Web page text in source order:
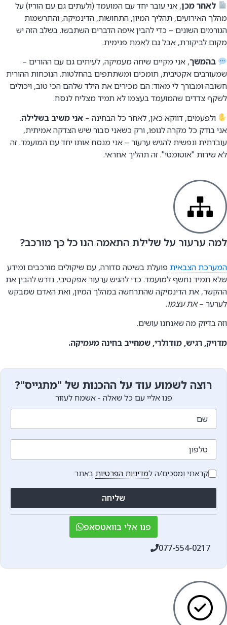
לאחר מכן, אני עובר יחד עם המועמד (ולעתים גם עם הוריו) על
מהלך האירועים, תהליך המיון, התחושות, הדינמיקה, והתרשמות
הגורמים השונים – כדי להבין איפה הדברים השתבשו. בשלב הזה יש
מקום לביקורת, אבל גם לאמת פנימית.
בהמשך, אני מקיים שיחה מעמיקה, לעיתים גם עם ההורים –
שמעורבים אקטיבית, תומכים ומשתתפים בהחלטות. הנוכחות ההורית
חשובה ומבורך לי מאוד: הם מכירים את הילד שלהם הכי טוב, ויכולים
לשקף צדדים שהמועמד בעצמו לא תמיד מצליח לנסח.
ולפעמים, דווקא כאן, לאחר כל הבחינה –אני משיב בשלילה.
אני בודק כל מקרה לגופו, ורק כשאני סבור שיש הצדקה אמיתית,
עובדתית ונפשית להגיש ערעור – אני מנסח אותו יחד עם המועמד. זה
לא שירות "אוטומטי". זה תהליך אחראי.
למה ערעור על שלילת התאמה הנו כל כך מורכב?
המערכת הצבאית פועלת בשיטה סדורה, עם שיקולים מורכבים ומידע
שלא תמיד נחשף למועמד. כדי להגיש ערעור אפקטיבי, נדרש להבין את
ההקשר, את הדינמיקה שהתרחשה במהלך המיון, ואת האדם שמבקש
לערער –את עצמו.
וזה בדיוק מה שאנחנו עושים.
מדויק, רגיש, מודולרי, שמחייב בחינה מעמיקה.
רוצה לשמוע עוד על ההכנות של "מתגייס"?
פנו אליי עם כל שאלה - אשמח לעזור
שם
טלפון
קראתי ומסכים/ה למדיניות הפרטיות באתר
שליחה
פנו אלי בוואטסאפ
077-554-0217